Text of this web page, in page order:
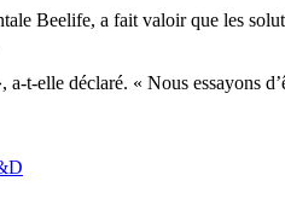
Beelife, a fait valoir que les
t-elle déclaré. « Nous essayons